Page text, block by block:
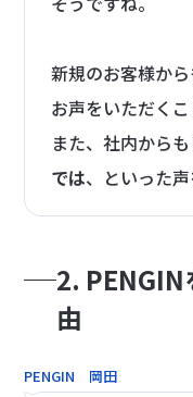
新規のお客様か
お声をいただくこ
また、社内からも
では、といった
2.
由
PENGIN 岡田